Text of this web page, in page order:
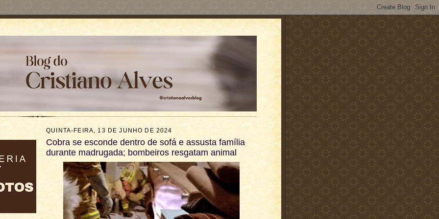
QUINTA-FEIRA, 13 DE JUNHO DE 2024
Cobra se esconde dentro de sofá e assusta família
durante madrugada; bombeiros resgatam animal